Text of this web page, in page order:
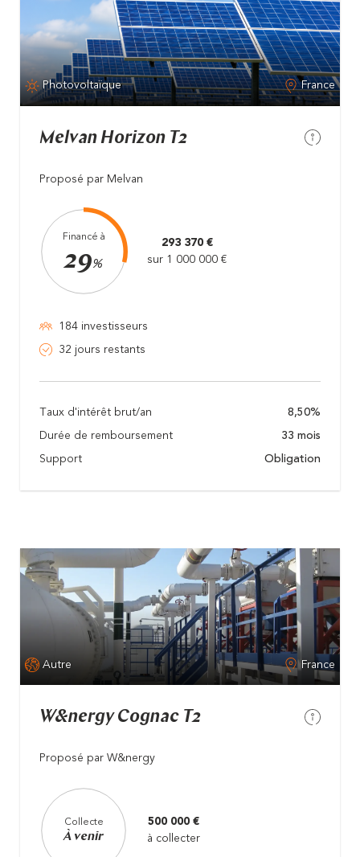
Photovoltaïque France
Melvan Horizon T2
Proposé par Melvan
Financé à
29%
293 370 €
sur 1 000 000 €
184 investisseurs
32 jours restants
Taux d'intérêt brut/an 8,50%
Durée de remboursement 33 mois
Support Obligation
Autre France
W&nergy Cognac T2
Proposé par W&nergy
Collecte
À venir
500 000 €
à collecter